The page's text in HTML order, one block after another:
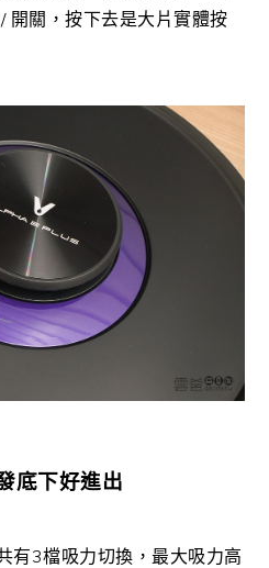
開關，按下去是大片實體按
底下好進出
有3檔吸力切換，最大吸力高